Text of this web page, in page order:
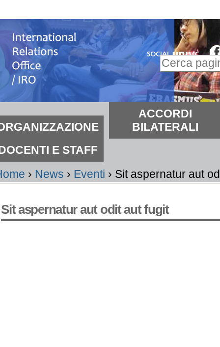
Inserire il
Ricerca
avanzata…
ACCORDI
BILATERALI
E STAFF
› News › Eventi › Sit aspernatur aut
Sit aspernatur aut odit aut fugit